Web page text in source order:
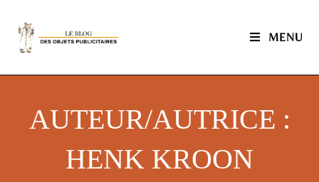
MENU
AUTEUR/AUTRICE :
HENK KROON